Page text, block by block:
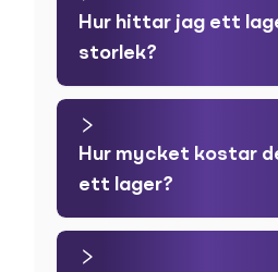
Hur hittar jag ett
storlek?
Hur mycket kostar
ett lager?